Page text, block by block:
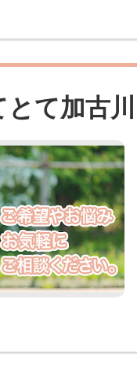
て加古川